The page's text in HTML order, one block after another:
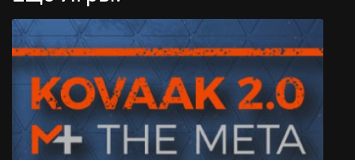
Raccoo Venture